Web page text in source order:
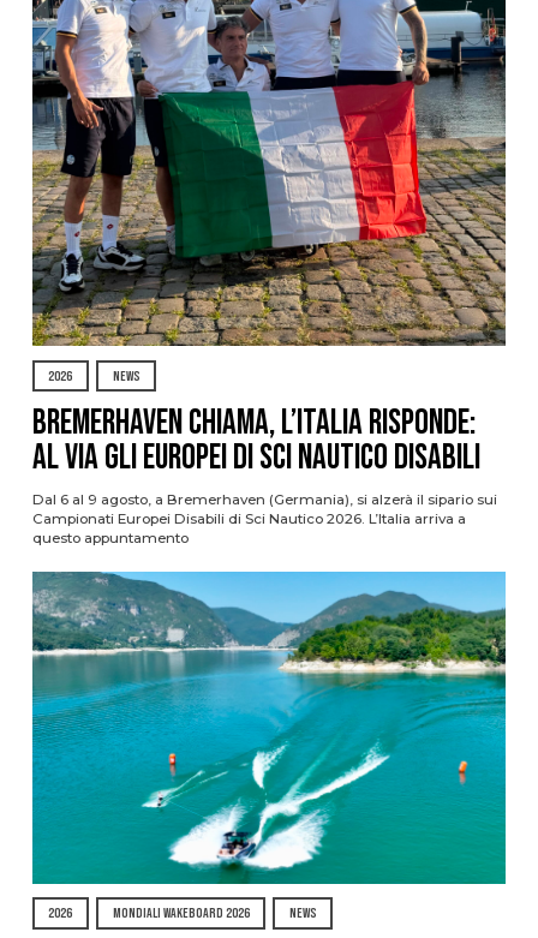
2026 NEWS
Bremerhaven chiama, l’Italia risponde:
al via gli Europei di Sci Nautico Disabili
Dal 6 al 9 agosto, a Bremerhaven (Germania), si alzerà il sipario sui
Campionati Europei Disabili di Sci Nautico 2026. L’Italia arriva a
questo appuntamento
2026 MONDIALI WAKEBOARD 2026 NEWS